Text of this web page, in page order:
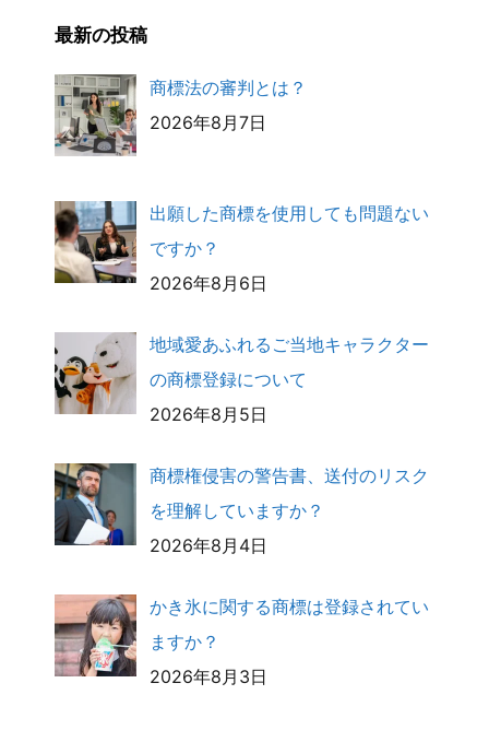
最新の投稿
商標法の審判とは？
2026年8月7日
出願した商標を使用しても問題ない
ですか？
2026年8月6日
地域愛あふれるご当地キャラクター
の商標登録について
2026年8月5日
商標権侵害の警告書、送付のリスク
を理解していますか？
2026年8月4日
かき氷に関する商標は登録されてい
ますか？
2026年8月3日